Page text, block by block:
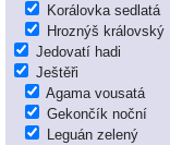
Korálovka sedlatá
Hroznýš královský
Jedovatí hadi
Ještěři
Agama vousatá
Gekončík noční
Leguán zelený